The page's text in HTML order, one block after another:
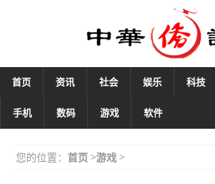
首页 资讯 社会 娱乐 科技
手机 数码 游戏 软件
您的位置： 首页>游戏>